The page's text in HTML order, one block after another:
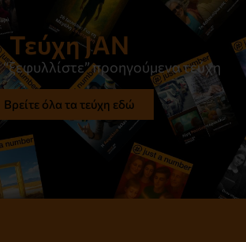
Τεύχη JAN
“ξεφυλλίστε” προηγούμενα τεύχη
Βρείτε όλα τα τεύχη εδώ